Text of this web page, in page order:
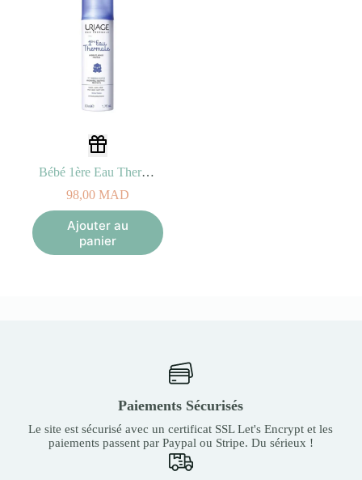
Bébé 1ère Eau Thermale Spray – 150ml
98,00 MAD
Ajouter au
panier
Paiements Sécurisés
Le site est sécurisé avec un certificat SSL Let's Encrypt et les
paiements passent par Paypal ou Stripe. Du sérieux !